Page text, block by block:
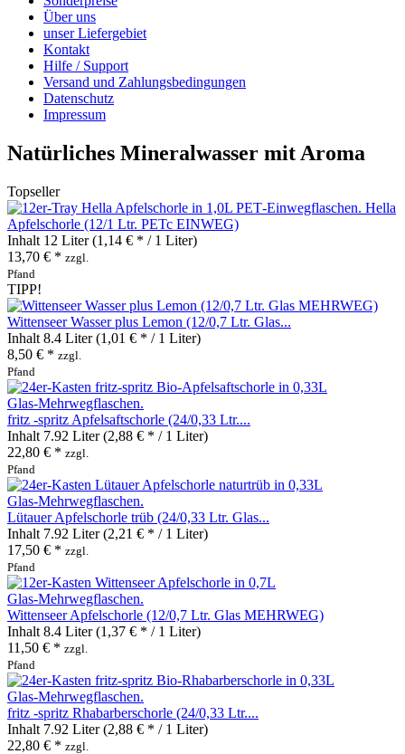
Über uns
unser Liefergebiet
Kontakt
Hilfe / Support
Versand und Zahlungsbedingungen
Datenschutz
Impressum
Natürliches Mineralwasser mit Aroma
Topseller
Hella
Apfelschorle (12/1 Ltr. PETc EINWEG)
Inhalt 12 Liter(1,14 € * / 1 Liter)
13,70 € * zzgl.
Pfand
TIPP!
Wittenseer Wasser plus Lemon (12/0,7 Ltr. Glas...
Inhalt 8.4 Liter(1,01 € * / 1 Liter)
8,50 € * zzgl.
Pfand
fritz -spritz Apfelsaftschorle (24/0,33 Ltr....
Inhalt 7.92 Liter(2,88 € * / 1 Liter)
22,80 € * zzgl.
Pfand
Lütauer Apfelschorle trüb (24/0,33 Ltr. Glas...
Inhalt 7.92 Liter(2,21 € * / 1 Liter)
17,50 € * zzgl.
Pfand
Wittenseer Apfelschorle (12/0,7 Ltr. Glas MEHRWEG)
Inhalt 8.4 Liter(1,37 € * / 1 Liter)
11,50 € * zzgl.
Pfand
fritz -spritz Rhabarberschorle (24/0,33 Ltr....
Inhalt 7.92 Liter(2,88 € * / 1 Liter)
22,80 € * zzgl.